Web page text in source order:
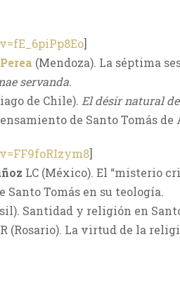
]
(Mendoza). La séptima
servanda.
de Chile). El désir natural
de Santo Tomás de
]
LC (México). El “misterio
Santo Tomás en su teología.
Santidad y religión en
(Rosario). La virtud de la